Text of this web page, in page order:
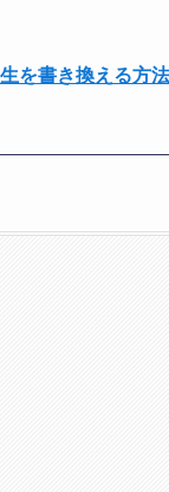
を書き換える方法